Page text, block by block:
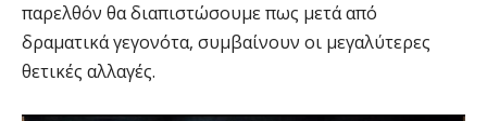
παρελθόν θα διαπιστώσουμε πως μετά από
δραματικά γεγονότα, συμβαίνουν οι μεγαλύτερες
θετικές αλλαγές.